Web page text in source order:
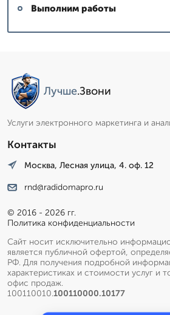
Выполним работы
Лучше.Звони
Услуги электронного маркетинга и
Контакты
Москва, Лесная улица, 4. оф. 12
rnd@radidomapro.ru
© 2016 - 2026 гг.
Политика конфиденциальности
Сайт носит исключительно
является публичной офертой,
РФ. Для получения подробной
характеристиках и стоимости услуг и
офис продаж.
100110010.100110000.10177